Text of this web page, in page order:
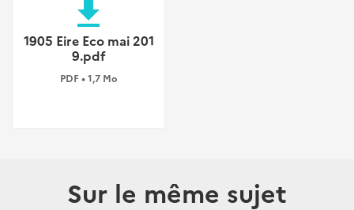
file_download
1905 Eire Eco mai 201
9.pdf
PDF • 1,7 Mo
Sur le même sujet